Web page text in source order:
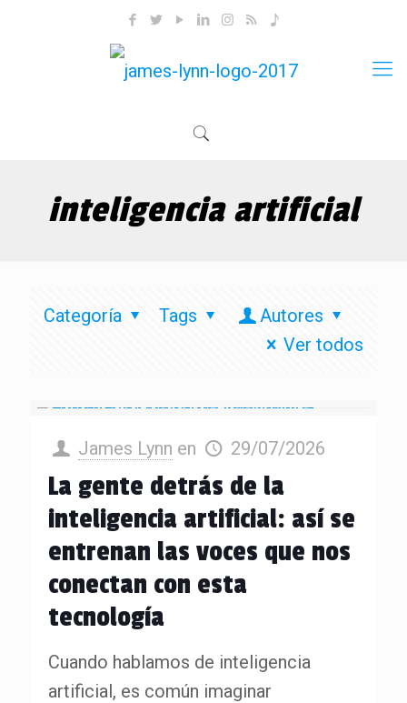
inteligencia artificial
Categoría Tags
Autores
Ver todos
James Lynn en 29/07/2026
La gente detrás de la
inteligencia artificial: así se
entrenan las voces que nos
conectan con esta
tecnología
Cuando hablamos de inteligencia
artificial, es común imaginar